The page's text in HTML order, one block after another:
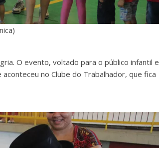
O evento, voltado para o público infantil e
no Clube do Trabalhador, que fica